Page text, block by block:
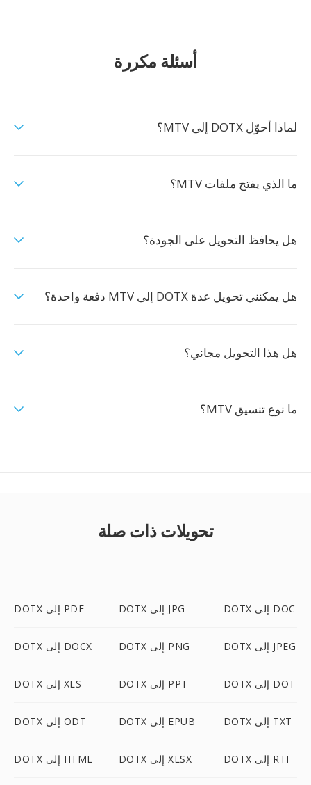
أسئلة مكررة
لماذا أحوّل DOTX إلى MTV؟
ما الذي يفتح ملفات MTV؟
هل يحافظ التحويل على الجودة؟
هل يمكنني تحويل عدة DOTX إلى MTV دفعة واحدة؟
هل هذا التحويل مجاني؟
ما نوع تنسيق MTV؟
تحويلات ذات صلة
DOTX إلى PDF DOTX إلى JPG DOTX إلى DOC
DOTX إلى DOCX DOTX إلى PNG DOTX إلى JPEG
DOTX إلى XLS DOTX إلى PPT DOTX إلى DOT
DOTX إلى ODT DOTX إلى EPUB DOTX إلى TXT
DOTX إلى HTML DOTX إلى XLSX DOTX إلى RTF